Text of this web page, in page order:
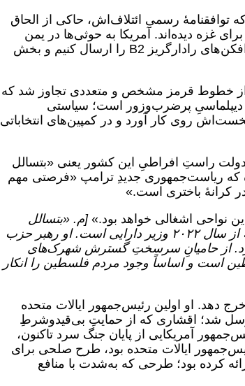
توافقنامۀ رسمیِ ائتلاف‌اش، حاکی از الحاق
غزه دیده‌اند. آمریکا به حوثی‌ها در یمن
اهمیتی نمی‌داد، اما کار به جایی نرسیده بود که بخواهیم بمب‌افکن‌های رادارگریز B2 را ارسال کنیم و بخش
از خطوط قرمز مشخص و متعددی تجاوز شد که
دیپلماسیِ پرضرب‌و‌زور است؛ سیاستی
روی کار آورد و در کمپین‌های انتخاباتی
راستِ افراطیِ این کشور یعنی «بتسالل
که ریاست‌جمهوری جدیدِ ترامپ «فرصتی مهم
کرانۀ باختری است.»
[م. «بتسالل
اسموتریچ»، وکیل و سیاستمدار راستگرای اسرائیلی است که از سال ۲۰۲۲ وزیر دارایی است. او رهبر حزب
از حامیانِ سرسختِ گسترش شهرک‌های
است و اساساً وجود مردم فلسطین را انکار
دهد. او اولین رئیس‌جمهور ایالات متحده
شد؛ اقشاری که از حمایتِ بی‌قید‌و‌شرطِ
آمریکایی از پایان جنگ سرد تاکنون،
ایالات متحده بود، طرح صلحی برای
کرده بود؛ طرحی که به‌شدت با منافع